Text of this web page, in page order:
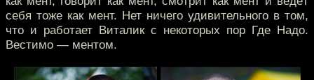
себя тоже как мент. Нет ничего удивительного в том,
что и работает Виталик с некоторых пор Где Надо.
Вестимо — ментом.